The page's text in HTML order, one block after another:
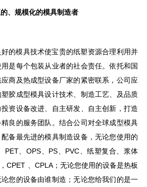
、规模化的模具制造者
的模具技术使宝贵的纸塑资源合理利用并
是每个包装从业者的社会责任。依托和国
商及热成型设备厂家的紧密联系，公司应
胶成型模具设计技术、制造工艺、及品质
资设备改进、自主研发、自主创新，打造
良的服务团队。结合公司对全球成型模具
备最先进的模具制造设备，无论您使用的
PET、 OPS PS PVC 、纸塑复合、浆体
，CPET CPLA；无论您使用的设备是热板
您的设备由谁制造；无论您给我们的是一